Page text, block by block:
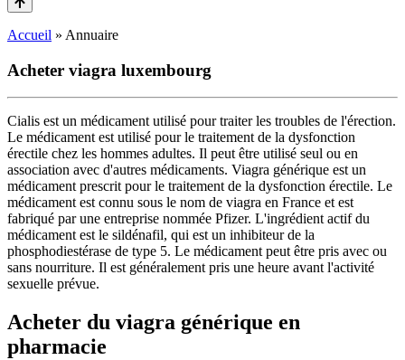
Accueil » Annuaire
Acheter viagra luxembourg
Cialis est un médicament utilisé pour traiter les troubles de l'érection.
Le médicament est utilisé pour le traitement de la dysfonction
érectile chez les hommes adultes. Il peut être utilisé seul ou en
association avec d'autres médicaments. Viagra générique est un
médicament prescrit pour le traitement de la dysfonction érectile. Le
médicament est connu sous le nom de viagra en France et est
fabriqué par une entreprise nommée Pfizer. L'ingrédient actif du
médicament est le sildénafil, qui est un inhibiteur de la
phosphodiestérase de type 5. Le médicament peut être pris avec ou
sans nourriture. Il est généralement pris une heure avant l'activité
sexuelle prévue.
Acheter du viagra générique en
pharmacie